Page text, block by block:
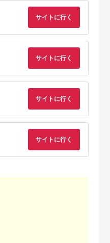
出典：ふるさとチョイ
本最大級 400打
ゴルフ練習場】ゴ
フ倶楽部大樹 大府
34,000
【3,000円分】山梨県
都留市内 ゴルフ場
通利用券｜ ゴルフ
サイトに行く
サイトに行く
サイトに行く
サイトに行く